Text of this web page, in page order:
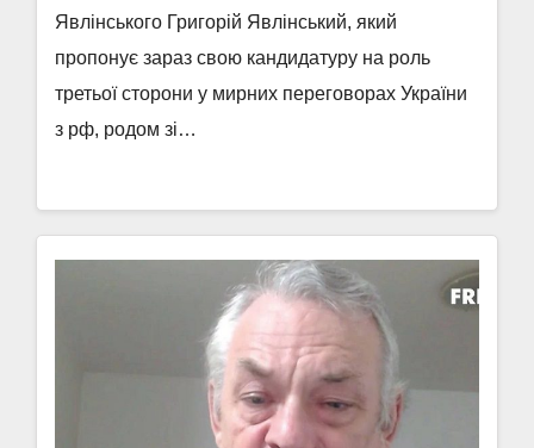
Явлінського Григорій Явлінський, який
пропонує зараз свою кандидатуру на роль
третьої сторони у мирних переговорах України
з рф, родом зі…